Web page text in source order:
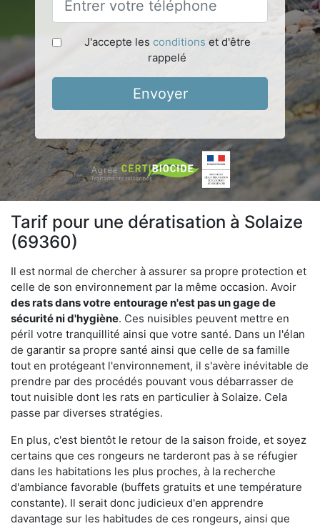
J'accepte les conditions et d'être
rappelé
Envoyer
Tarif pour une dératisation à Solaize
(69360)
Il est normal de chercher à assurer sa propre protection et
celle de son environnement par la même occasion. Avoir
des rats dans votre entourage n'est pas un gage de
sécurité ni d'hygiène. Ces nuisibles peuvent mettre en
péril votre tranquillité ainsi que votre santé. Dans un l'élan
de garantir sa propre santé ainsi que celle de sa famille
tout en protégeant l'environnement, il s'avère inévitable de
prendre par des procédés pouvant vous débarrasser de
tout nuisible dont les rats en particulier à Solaize. Cela
passe par diverses stratégies.
En plus, c'est bientôt le retour de la saison froide, et soyez
certains que ces rongeurs ne tarderont pas à se réfugier
dans les habitations les plus proches, à la recherche
d'ambiance favorable (buffets gratuits et une température
constante). Il serait donc judicieux d'en apprendre
davantage sur les habitudes de ces rongeurs, ainsi que